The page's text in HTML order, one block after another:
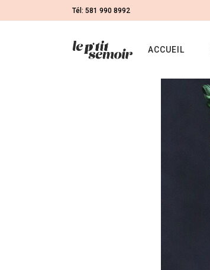
Tél: 581 990 8992
ACCUEIL